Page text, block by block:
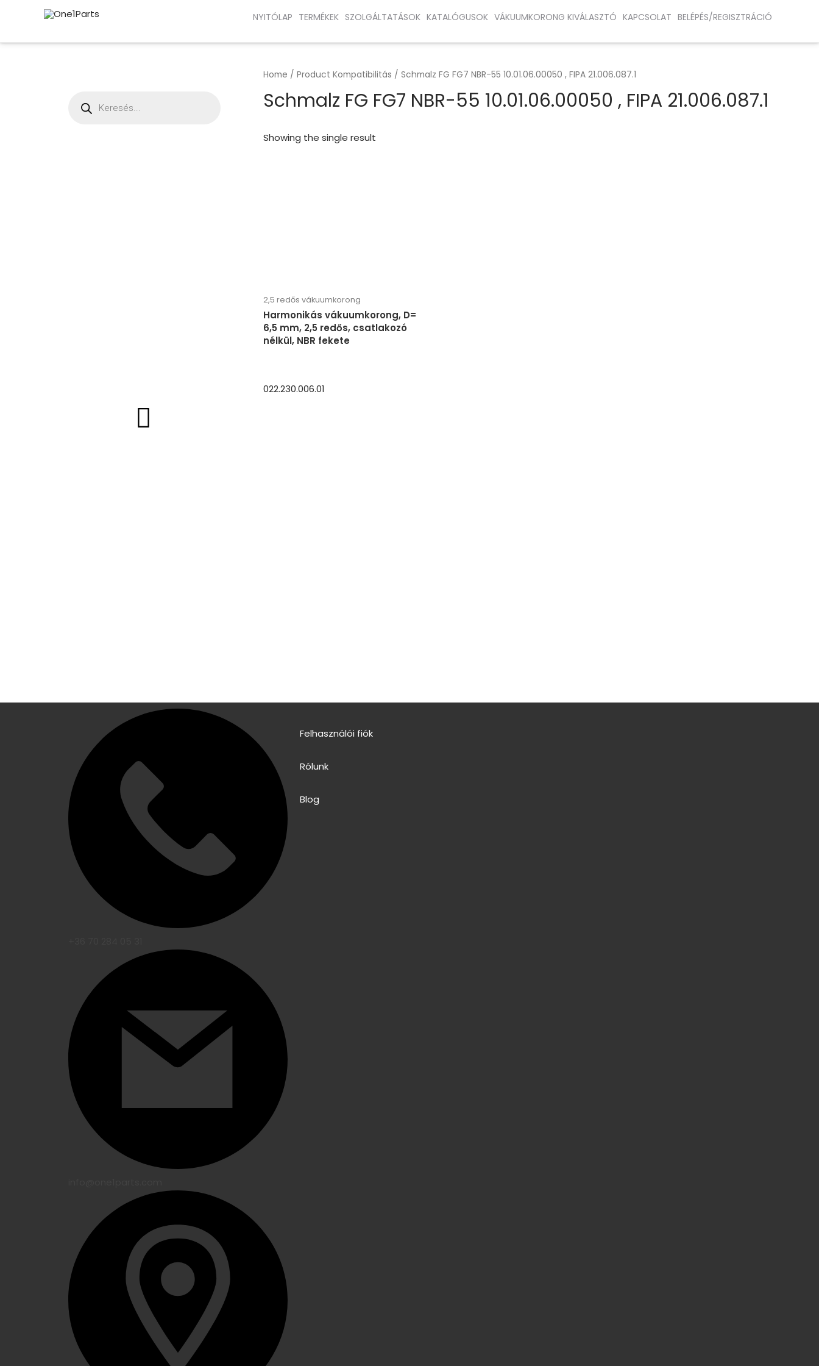
NYITÓLAP TERMÉKEK SZOLGÁLTATÁSOK KATALÓGUSOK VÁKUUMKORONG KIVÁLASZTÓ KAPCSOLAT BELÉPÉS/REGISZTRÁCIÓ
Home / Product Kompatibilitás / Schmalz FG FG7 NBR-55 10.01.06.00050 , FIPA 21.006.087.1
Schmalz FG FG7 NBR-55 10.01.06.00050 , FIPA 21.006.087.1
Showing the single result
2,5 redős vákuumkorong
Harmonikás vákuumkorong, D=
6,5 mm, 2,5 redős, csatlakozó
nélkül, NBR fekete
022.230.006.01
Felhasználói fiók
Rólunk
Blog